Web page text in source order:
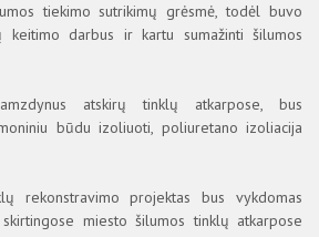
tiekimo sutrikimų grėsmė, todėl buvo
keitimo darbus ir kartu sumažinti šilumos
atskirų tinklų atkarpose, bus
būdu izoliuoti, poliuretano izoliacija
rekonstravimo projektas bus vykdomas
miesto šilumos tinklų atkarpose